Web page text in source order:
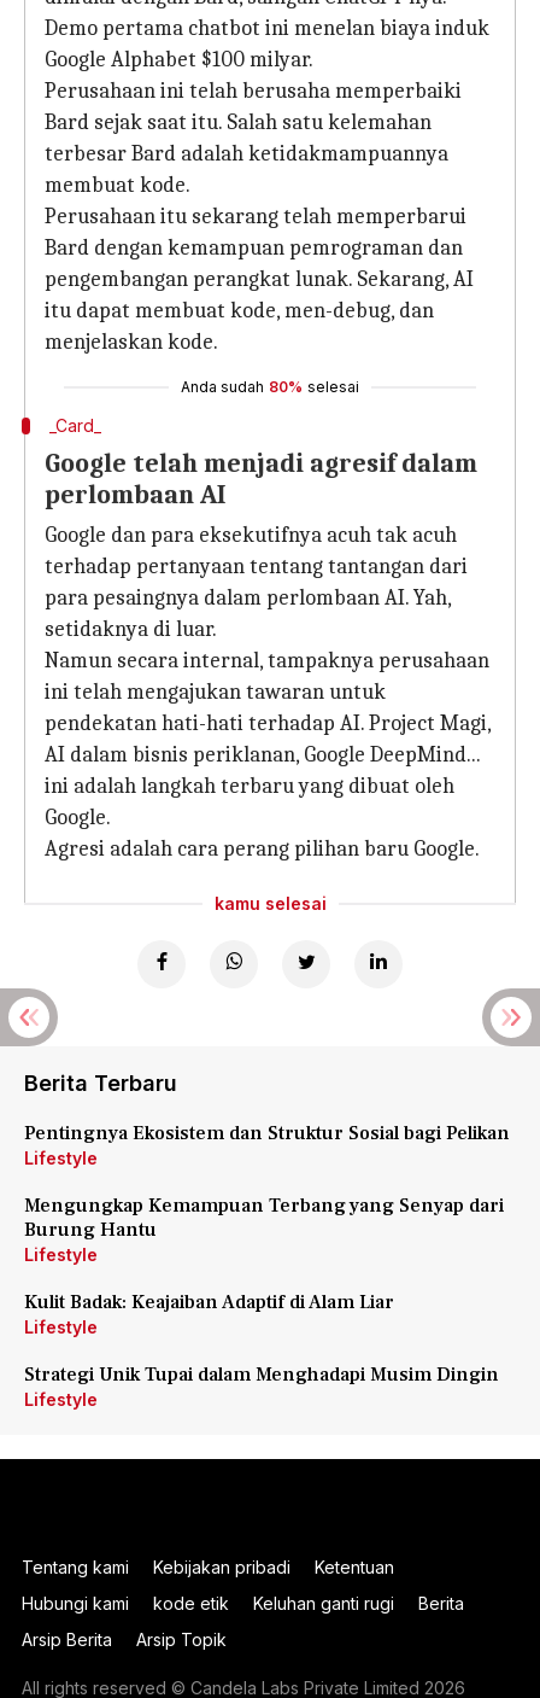
Demo pertama chatbot ini menelan biaya induk
Google Alphabet $100 milyar.
Perusahaan ini telah berusaha memperbaiki
Bard sejak saat itu. Salah satu kelemahan
terbesar Bard adalah ketidakmampuannya
membuat kode.
Perusahaan itu sekarang telah memperbarui
Bard dengan kemampuan pemrograman dan
pengembangan perangkat lunak. Sekarang, AI
itu dapat membuat kode, men-debug, dan
menjelaskan kode.
Anda sudah 80% selesai
_Card_
Google telah menjadi agresif dalam
perlombaan AI
Google dan para eksekutifnya acuh tak acuh
terhadap pertanyaan tentang tantangan dari
para pesaingnya dalam perlombaan AI. Yah,
setidaknya di luar.
Namun secara internal, tampaknya perusahaan
ini telah mengajukan tawaran untuk
pendekatan hati-hati terhadap AI. Project Magi,
AI dalam bisnis periklanan, Google DeepMind...
ini adalah langkah terbaru yang dibuat oleh
Google.
Agresi adalah cara perang pilihan baru Google.
kamu selesai
Berita Terbaru
Pentingnya Ekosistem dan Struktur Sosial bagi Pelikan
Lifestyle
Mengungkap Kemampuan Terbang yang Senyap dari
Burung Hantu
Lifestyle
Kulit Badak: Keajaiban Adaptif di Alam Liar
Lifestyle
Strategi Unik Tupai dalam Menghadapi Musim Dingin
Lifestyle
Tentang kami Kebijakan pribadi
Ketentuan
Hubungi kami
kode etik Keluhan ganti rugi
Berita
Arsip Berita
Arsip Topik
All rights reserved © Candela Labs Private Limited 2026